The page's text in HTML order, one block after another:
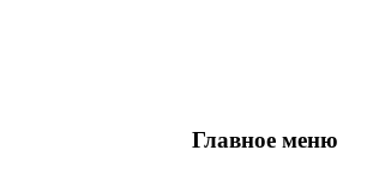
Главное меню